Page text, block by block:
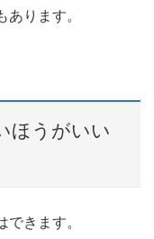
ります。
ほうがいい
きます。